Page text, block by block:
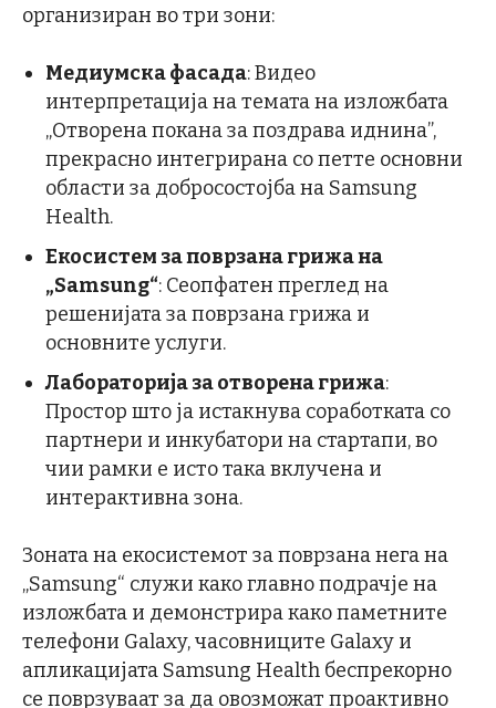
организиран во три зони:
Медиумска фасада: Видео
интерпретација на темата на изложбата
„Отворена покана за поздрава иднина”,
прекрасно интегрирана со петте основни
области за добросостојба на Samsung
Health.
Екосистем за поврзана грижа на
„Samsung“: Сеопфатен преглед на
решенијата за поврзана грижа и
основните услуги.
Лабораторија за отворена грижа:
Простор што ја истакнува соработката со
партнери и инкубатори на стартапи, во
чии рамки е исто така вклучена и
интерактивна зона.
Зоната на екосистемот за поврзана нега на
„Samsung“ служи како главно подрачје на
изложбата и демонстрира како паметните
телефони Galaxy, часовниците Galaxy и
апликацијата Samsung Health беспрекорно
се поврзуваат за да овозможат проактивно